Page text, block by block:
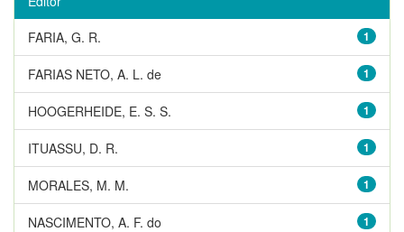
1
FARIA, G. R.
1
FARIAS NETO, A. L. de
1
HOOGERHEIDE, E. S. S.
1
ITUASSU, D. R.
1
MORALES, M. M.
1
NASCIMENTO, A. F. do